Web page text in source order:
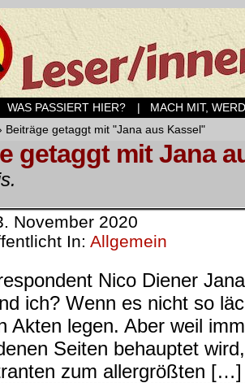
HIER?
| MACH MIT,
Beiträge getaggt mit "Jana aus Kassel"
getaggt mit Jana
November 2020
In: Allgemein
Nico Diener
ich? Wenn es nicht so
Akten legen. Aber weil
Seiten behauptet
zum allergrößten […]